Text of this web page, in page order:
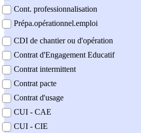
Cont. professionnalisation
Prépa.opérationnel.emploi
CDI de chantier ou d'opération
Contrat d'Engagement Educatif
Contrat intermittent
Contrat pacte
Contrat d'usage
CUI - CAE
CUI - CIE